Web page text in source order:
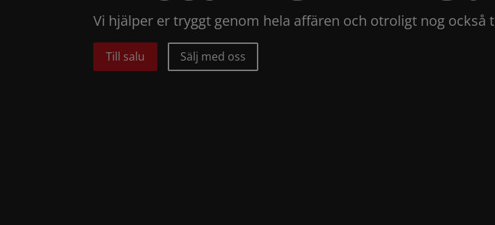
Vi hjälper er tryggt genom hela affären och otroligt nog också
Till salu Sälj med oss